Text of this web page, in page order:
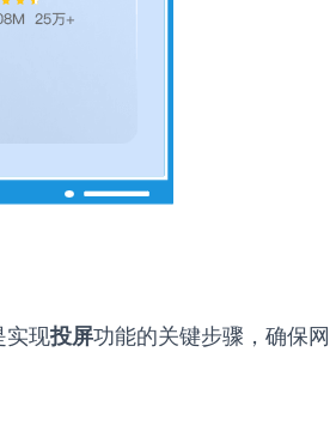
实现投屏功能的关键步骤，确保网